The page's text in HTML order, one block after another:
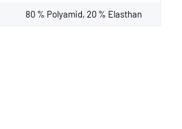
80 % Polyamid, 20 % Elasthan